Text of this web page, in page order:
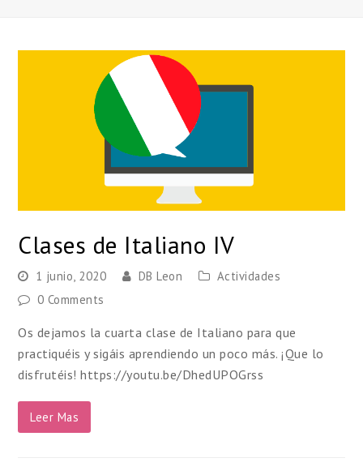
Clases de Italiano IV
1 junio, 2020 DB Leon
Actividades
0 Comments
Os dejamos la cuarta clase de Italiano para que
practiquéis y sigáis aprendiendo un poco más. ¡Que lo
disfrutéis! https://youtu.be/DhedUPOGrss
Leer Mas